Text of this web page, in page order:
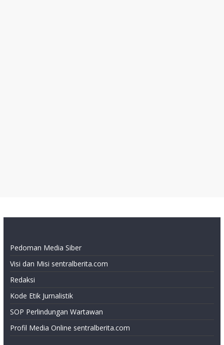
Pedoman Media Siber
Visi dan Misi sentralberita.com
Redaksi
Kode Etik Jurnalistik
SOP Perlindungan Wartawan
Profil Media Online sentralberita.com